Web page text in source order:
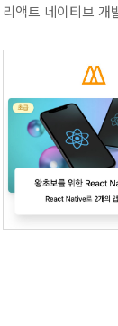
리액트 네이티브 개